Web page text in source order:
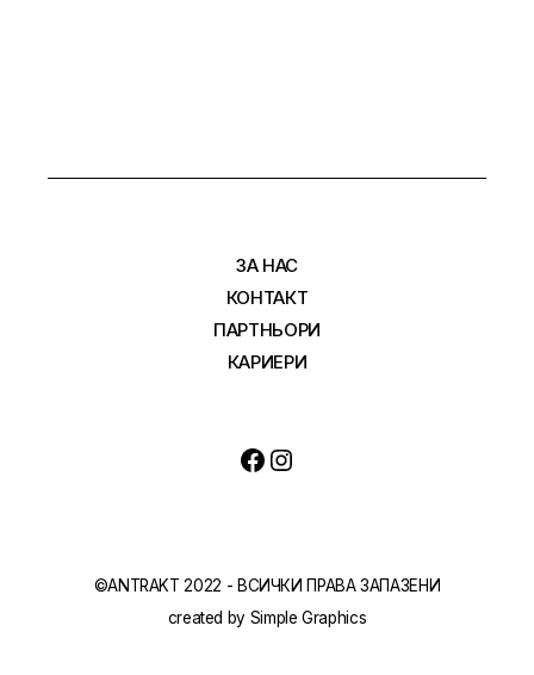
ЗА НАС
КОНТАКТ
ПАРТНЬОРИ
КАРИЕРИ
©ANTRAKT 2022 - ВСИЧКИ ПРАВА ЗАПАЗЕНИ
created by Simple Graphics